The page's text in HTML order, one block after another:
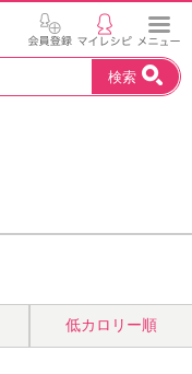
検索
低カロリー順